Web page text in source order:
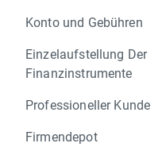
Konto und Gebühren
Einzelaufstellung Der
Finanzinstrumente
Professioneller Kunde
Firmendepot